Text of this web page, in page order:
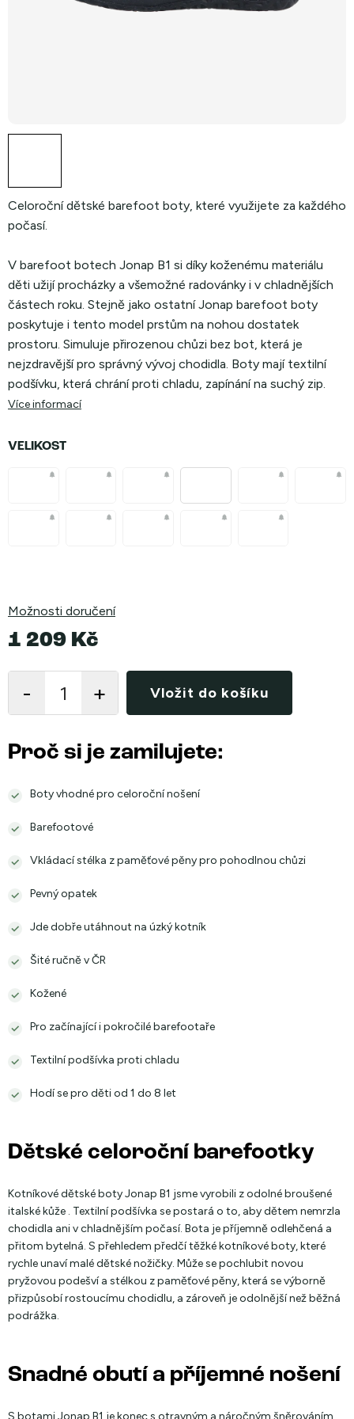
Celoroční dětské barefoot boty, které využijete za každého
počasí.
V barefoot botech Jonap B1 si díky koženému materiálu
děti užijí procházky a všemožné radovánky i v chladnějších
částech roku. Stejně jako ostatní Jonap barefoot boty
poskytuje i tento model prstům na nohou dostatek
prostoru. Simuluje přirozenou chůzi bez bot, která je
nejzdravější pro správný vývoj chodidla. Boty mají textilní
podšívku, která chrání proti chladu, zapínání na suchý zip.
Více informací
VELIKOST
Možnosti doručení
1 209 Kč
cena:
Vložit do košíku
Proč si je zamilujete:
Boty vhodné pro celoroční nošení
Barefootové
Vkládací stélka z paměťové pěny pro pohodlnou chůzi
Pevný opatek
Jde dobře utáhnout na úzký kotník
Šité ručně v ČR
Kožené
Pro začínající i pokročilé barefootaře
Textilní podšívka proti chladu
Hodí se pro děti od 1 do 8 let
Dětské celoroční barefootky
Kotníkové dětské boty Jonap B1 jsme vyrobili z odolné broušené
italské kůže . Textilní podšívka se postará o to, aby dětem nemrzla
chodidla ani v chladnějším počasí. Bota je příjemně odlehčená a
přitom bytelná. S přehledem předčí těžké kotníkové boty, které
rychle unaví malé dětské nožičky. Může se pochlubit novou
pryžovou podešví a stélkou z paměťové pěny, která se výborně
přizpůsobí rostoucímu chodidlu, a zároveň je odolnější než běžná
podrážka.
Snadné obutí a příjemné nošení
S botami Jonap B1 je konec s otravným a náročným šněrováním.